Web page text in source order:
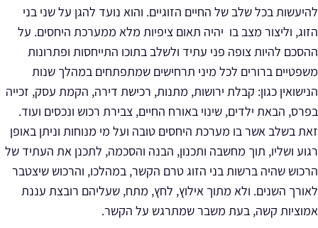
להיעשות בכל שלב של החיים הזוגיים. והוא נועד להגן על שני בני
הזוג, וליצור מצב בו יהיה תאום ציפיות מלא ממערכת היחסים. על
ההסכם להיות צופה פני עתיד ולשלב בתוכו התייחסות ופתרונות
משפטיים ברורים לכל מיני תרחישים שמתפתחים במהלך שנות
הנישואין כגון: קבלת ירושות, מתנות, רכישת דירה, הקמת עסק, זכייה
בפרס, הבאת ילדים, שינוי באורח החיים, צבירת רכוש ונכסים ועוד.
זאת בשלב אשר בו מערכת היחסים טובה ועל מי מנוחות וניתן באופן
רגוע ושליו, תוך מחשבה ותכנון, הבנה והסכמה, לתכנן את העתיד של
הרכוש שהיה ברשות בני הזוג טרם הקשר, במהלכו, והרכוש שיצטבר
לאורך השנים. ולא מתוך אילוץ, לחץ, מתח, שעליהם רובצת עננת
אמוציות קשה, בעת משבר שמתרגש על הקשר.